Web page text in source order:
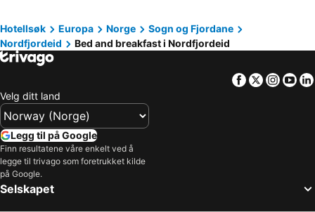
Hotellsøk Europa Norge
Sogn og Fjordane
Nordfjordeid
Bed and breakfast i Nordfjordeid
Facebook
Twitter
Velg ditt land
Legg til på Google
Finn resultatene våre enkelt ved å
legge til trivago som foretrukket kilde
på Google.
Selskapet